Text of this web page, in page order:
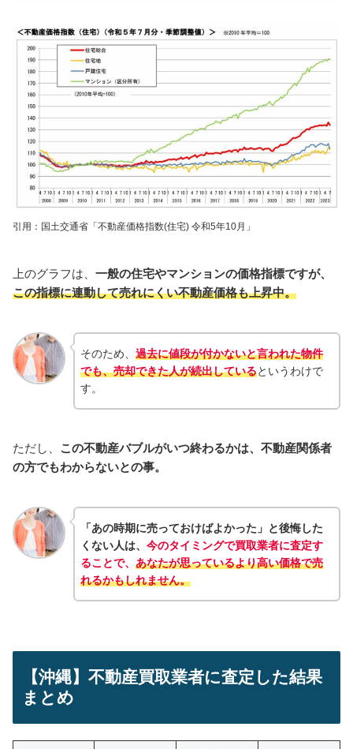
引用：国土交通省「不動産価格指数(住宅) 令和5年10月」
上のグラフは、 一般の住宅やマンションの価格指標ですが、
この指標に連動して売れにくい不動産価格も上昇中。
そのため、 過去に値段が付かないと言われた物件
でも、売却できた人が続出しているというわけで
す。
ただし、 この不動産バブルがいつ終わるかは、不動産関係者
の方でもわからないとの事。
「あの時期に売っておけばよかった」と後悔した
くない人は、 今のタイミングで買取業者に査定す
ることで、 あなたが思っているより高い価格で売
れるかもしれません。
【沖縄】不動産買取業者に査定した結果
まとめ